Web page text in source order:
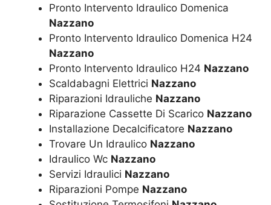
Pronto Intervento Idraulico Domenica
Nazzano
Pronto Intervento Idraulico Domenica H24
Nazzano
Pronto Intervento Idraulico H24 Nazzano
Scaldabagni Elettrici Nazzano
Riparazioni Idrauliche Nazzano
Riparazione Cassette Di Scarico Nazzano
Installazione Decalcificatore Nazzano
Trovare Un Idraulico Nazzano
Idraulico Wc Nazzano
Servizi Idraulici Nazzano
Riparazioni Pompe Nazzano